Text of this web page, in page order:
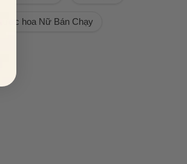
Nước hoa Nữ Bán Chạy